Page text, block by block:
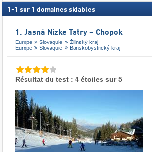
1 -1 sur 1 domaines skiables
1. Jasná Nízke Tatry – Chopok
Europe Slovaquie
Žilinský kraj
Europe
Slovaquie Banskobystrický kraj
Résultat du test : 4 étoiles sur 5